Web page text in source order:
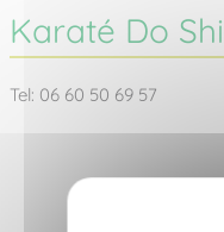
Karaté Do
Tel: 06 60 50 69 57